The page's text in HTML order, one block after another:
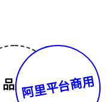
品牌阿里平台商用